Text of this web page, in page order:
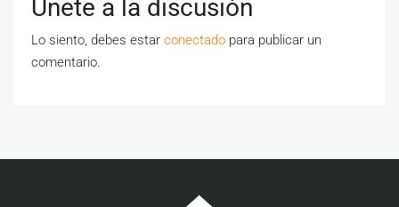
Únete a la discusión
Lo siento, debes estar conectado para publicar un
comentario.